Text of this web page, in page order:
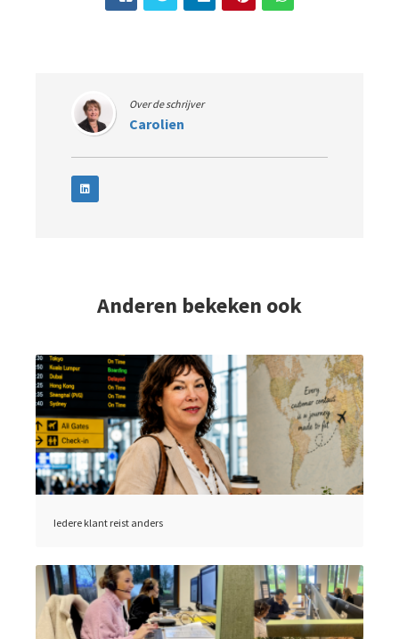
Over de schrijver
Carolien
Anderen bekeken ook
Iedere klant reist anders